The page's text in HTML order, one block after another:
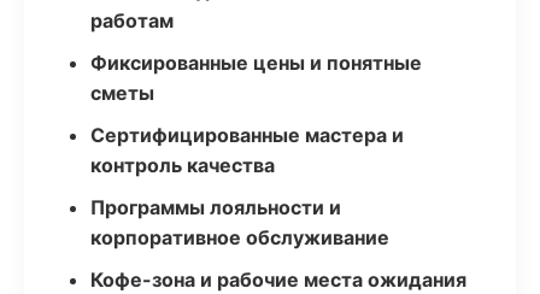
работам
Фиксированные цены и понятные
сметы
Сертифицированные мастера и
контроль качества
Программы лояльности и
корпоративное обслуживание
Кофе-зона и рабочие места ожидания